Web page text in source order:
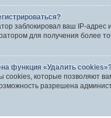
заблокировал ваш IP-адрес
для получения более
функция «Удалить
cookies, которые позволяют
разрешена